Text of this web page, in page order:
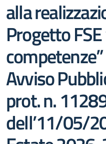
alla
Progetto
Avviso
prot. n.
dell’11/05/